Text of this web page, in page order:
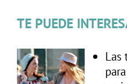
TE PUEDE
Las